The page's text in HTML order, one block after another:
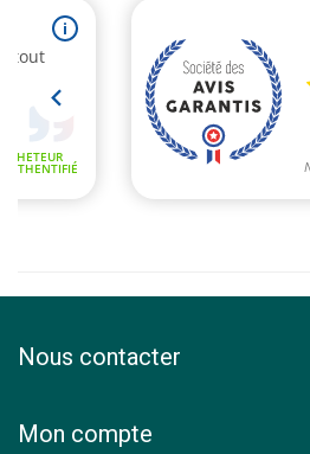
Nous contacter
Mon compte